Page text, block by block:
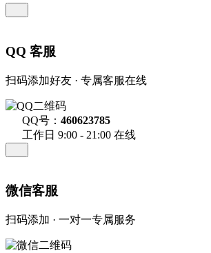
QQ 客服
扫码添加好友 · 专属客服在线
QQ号： 460623785
工作日 9:00 - 21:00 在线
微信客服
扫码添加 · 一对一专属服务